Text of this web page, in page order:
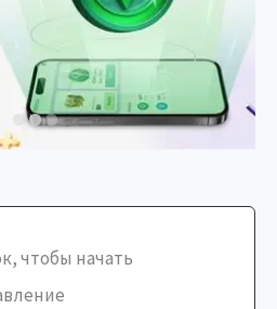
чтобы начать